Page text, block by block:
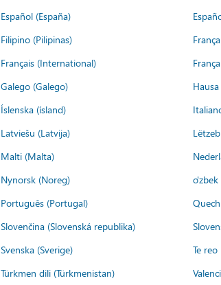
Español (España)
Filipino (Pilipinas)
Français (International)
Galego (Galego)
Íslenska (ísland)
Latviešu (Latvija)
Malti (Malta)
Nynorsk (Noreg)
Português (Portugal)
Slovenčina (Slovenská republika)
Svenska (Sverige)
Te
Türkmen dili (Türkmenistan)